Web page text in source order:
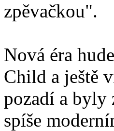
zpěvačkou".
Nová éra
Child a ještě
pozadí a byly
spíše